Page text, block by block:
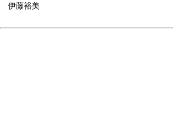
伊藤裕美